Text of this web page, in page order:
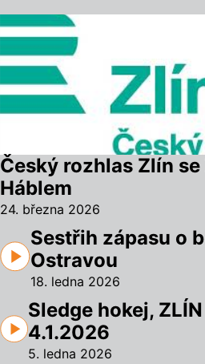
Český rozhlas Zlín se
Háblem
24. března 2026
Sestřih zápasu o
Ostravou
18. ledna 2026
Sledge hokej,
4.1.2026
5. ledna 2026